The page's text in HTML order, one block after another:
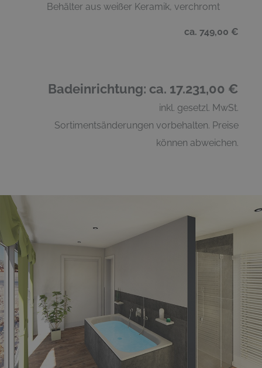
Behälter aus weißer Keramik, verchromt
ca. 749,00 €
Badeinrichtung: ca. 17.231,00 €
inkl. gesetzl. MwSt.
Sortimentsänderungen vorbehalten. Preise
können abweichen.